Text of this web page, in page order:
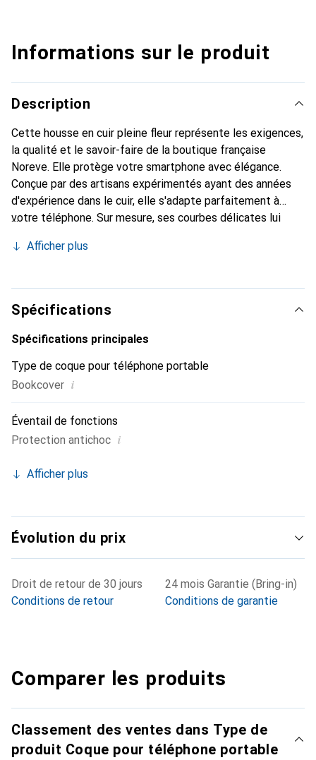
Informations sur le produit
Description
Cette housse en cuir pleine fleur représente les exigences,
la qualité et le savoir-faire de la boutique française
Noreve. Elle protège votre smartphone avec élégance.
Conçue par des artisans expérimentés ayant des années
d'expérience dans le cuir, elle s'adapte parfaitement à
votre téléphone. Sur mesure, ses courbes délicates lui
l'accessoire chic et indispensable pour votre smartphone.
ses produits de haute qualité et constitue un choix fiable
pour une clientèle exigeante.
Afficher plus
Spécifications
Spécifications principales
Type de coque pour téléphone portable
Bookcover i
Éventail de fonctions
Protection antichoc i
Afficher plus
Évolution du prix
Droit de retour de 30 jours
Conditions de retour
24 mois Garantie (Bring-in)
Conditions de garantie
Comparer les produits
Classement des ventes dans Type de
produit Coque pour téléphone portable